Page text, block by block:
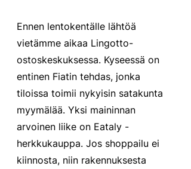
Ennen lentokentälle lähtöä
vietämme aikaa Lingotto-
ostoskeskuksessa. Kyseessä on
entinen Fiatin tehdas, jonka
tiloissa toimii nykyisin satakunta
myymälää. Yksi maininnan
arvoinen liike on Eataly -
herkkukauppa. Jos shoppailu ei
kiinnosta, niin rakennuksesta